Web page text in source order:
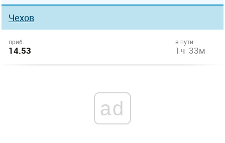
Чехов
приб.
14.53
в пути
1ч 33м
ad